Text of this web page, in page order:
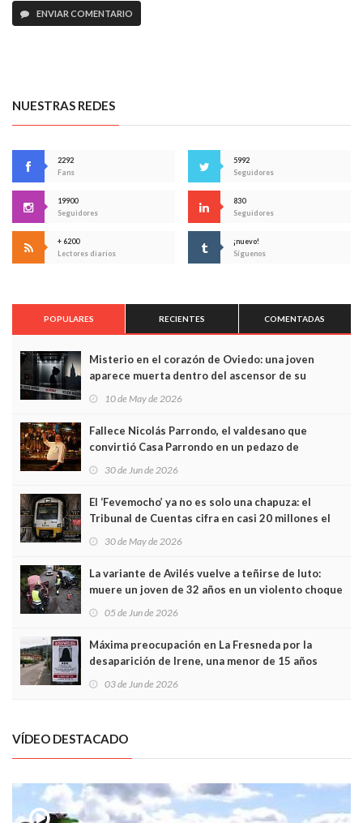
ENVIAR COMENTARIO
NUESTRAS REDES
2292
Fans
5992
Seguidores
19900
Seguidores
830
Seguidores
+ 6200
Lectores diarios
¡nuevo!
Síguenos
POPULARES RECIENTES COMENTADAS
Misterio en el corazón de Oviedo: una joven
aparece muerta dentro del ascensor de su
edificio y las cámaras captan sus últimos minutos
10 de May de 2026
Fallece Nicolás Parrondo, el valdesano que
convirtió Casa Parrondo en un pedazo de
Asturias en Madrid
30 de Jun de 2026
El ‘Fevemocho’ ya no es solo una chapuza: el
Tribunal de Cuentas cifra en casi 20 millones el
sobrecoste de los trenes que no cabían por los
30 de May de 2026
La variante de Avilés vuelve a teñirse de luto:
muere un joven de 32 años en un violento choque
frontal
05 de Jun de 2026
Máxima preocupación en La Fresneda por la
desaparición de Irene, una menor de 15 años
03 de Jun de 2026
VÍDEO DESTACADO